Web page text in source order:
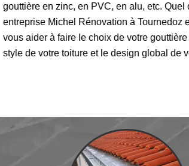
gouttière en zinc, en PVC, en alu, etc. Quel
entreprise Michel Rénovation à Tournedoz
vous aider à faire le choix de votre gouttière
style de votre toiture et le design global de